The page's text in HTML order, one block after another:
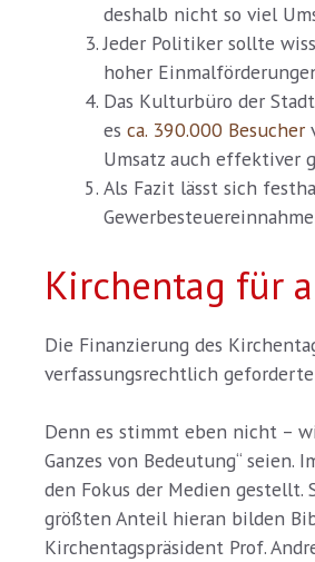
deshalb nicht so viel
Jeder Politiker sollte
hoher
Das Kulturbüro der
es ca. 390.000 Besucher
Umsatz auch effektiver
Als Fazit lässt sich
Kirchentag für
Die Finanzierung des
verfassungsrechtlich
Denn es stimmt eben nicht –
Ganzes von Bedeutung“
den Fokus der Medien gestellt.
größten Anteil hieran bilden
Kirchentagspräsident Prof.